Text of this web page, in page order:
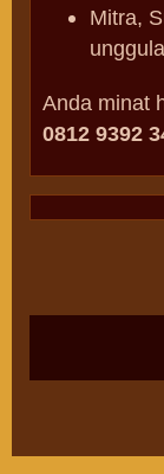
Mitra,
Anda minat
0812 9392